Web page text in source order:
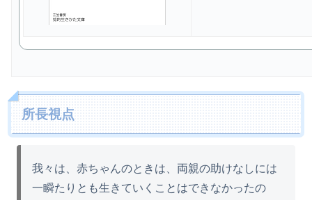
所長視点
我々は、赤ちゃんのときは、両親の助けなしには
一瞬たりとも生きていくことはできなかったの